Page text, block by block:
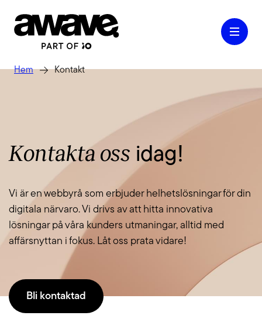
Hem Kontakt
Våra tjänster
Kontakt
Kunskap & Inspiration
Blogg
Kontakta oss idag!
Vi är en webbyrå som erbjuder helhetslösningar för din
digitala närvaro. Vi drivs av att hitta innovativa
lösningar på våra kunders utmaningar, alltid med
affärsnyttan i fokus. Låt oss prata vidare!
Bli kontaktad